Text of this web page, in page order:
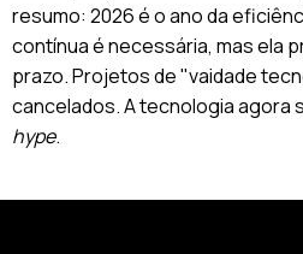
resumo: 2026 é o ano da
contínua é necessária, mas ela
prazo. Projetos de "vaidade
cancelados. A tecnologia agora
hype.